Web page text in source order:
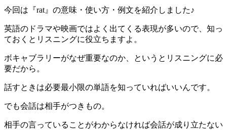
今回は『rat』の意味・使い方・例文を紹介しました♪
英語のドラマや映画ではよく出てくる表現が多いので、知っ
ておくとリスニングに役立ちますよ。
ボキャブラリーがなぜ重要なのか、というとリスニングに必
要だから。
話すときは必要最小限の単語を知っていればいいんです。
でも会話は相手がつきもの。
相手の言っていることがわからなければ会話が成り立たない